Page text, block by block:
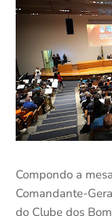
Compondo a
Comandante-
do Clube dos